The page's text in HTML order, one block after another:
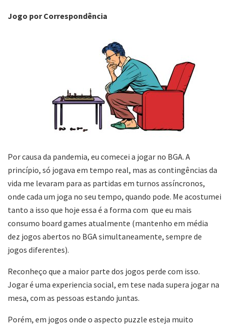
Jogo por Correspondência
Por causa da pandemia, eu comecei a jogar no BGA. A
princípio, só jogava em tempo real, mas as contingências da
vida me levaram para as partidas em turnos assíncronos,
onde cada um joga no seu tempo, quando pode. Me acostumei
tanto a isso que hoje essa é a forma com que eu mais
consumo board games atualmente (mantenho em média
dez jogos abertos no BGA simultaneamente, sempre de
jogos diferentes).
Reconheço que a maior parte dos jogos perde com isso.
Jogar é uma experiencia social, em tese nada supera jogar na
mesa, com as pessoas estando juntas.
Porém, em jogos onde o aspecto puzzle esteja muito